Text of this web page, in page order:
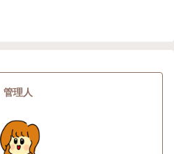
管理人